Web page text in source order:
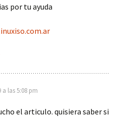
por tu ayuda
a las 5:08 pm
el articulo. quisiera saber si